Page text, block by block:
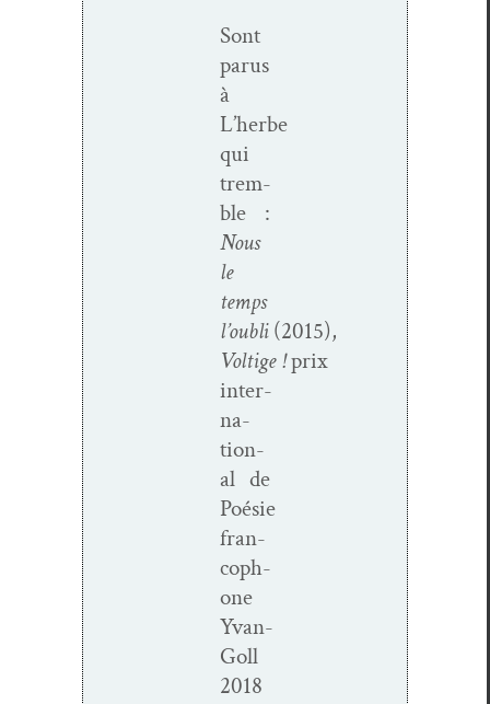
Sont
parus
à
L’herbe
qui
trem­
ble :
Nous
le
temps
l’oubli(2015),
Voltige !prix
inter­
na­
tion­
al de
Poésie
fran­
coph­
o­ne
Yvan-
Goll
2018